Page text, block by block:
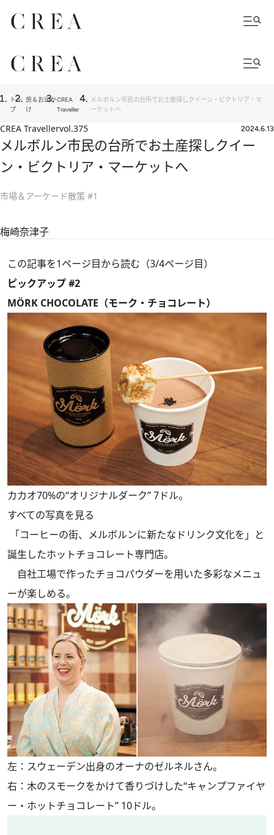
トッ
プ
旅＆お出か
け
CREA
Traveller
メルボルン市民の台所でお土産探しクイーン・ビクトリア・マ
ーケットへ
CREA Travellervol.375 2024.6.13
メルボルン市民の台所でお土産探しクイー
ン・ビクトリア・マーケットへ
市場＆アーケード散策 #1
梅崎奈津子
この記事を1ページ目から読む（3/4ページ目）
ピックアップ #2
MÖRK CHOCOLATE（モーク・チョコレート）
カカオ70%の“オリジナルダーク” 7ドル。
すべての写真を見る
「コーヒーの街、メルボルンに新たなドリンク文化を」と
誕生したホットチョコレート専門店。
自社工場で作ったチョコパウダーを用いた多彩なメニュ
ーが楽しめる。
左：スウェーデン出身のオーナのゼルネルさん。
右：木のスモークをかけて香りづけした“キャンプファイヤ
ー・ホットチョコレート” 10ドル。